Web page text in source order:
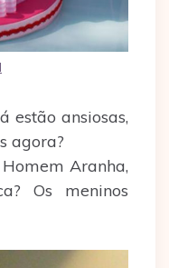
estão ansiosas,
agora?
Aranha,
Os meninos